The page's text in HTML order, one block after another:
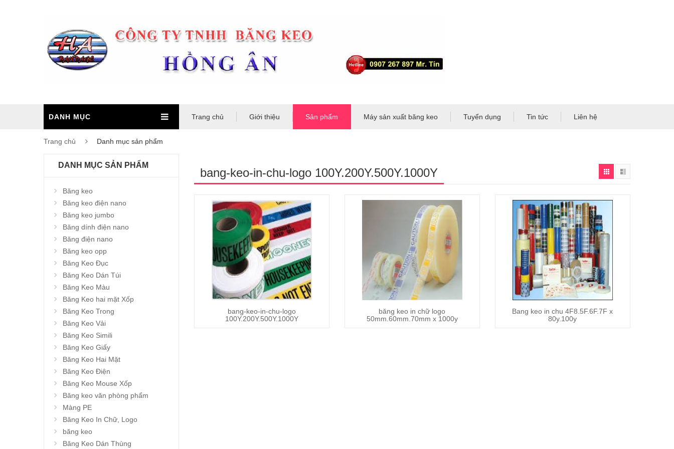
DANH MỤC Trang chủ Giới thiệu Sản phẩm Máy sản xuất băng keo Tuyển dụng Tin tức Liên hệ
Trang chủ Danh mục sản phẩm
DANH MỤC SẢN PHẨM
Băng keo
Băng keo điện nano
Băng keo jumbo
Băng dính điện nano
Băng điện nano
Băng keo opp
Băng Keo Đục
Băng Keo Dán Túi
Băng Keo Màu
Băng Keo hai mặt Xốp
Băng Keo Trong
Băng Keo Vải
Băng Keo Simili
Băng Keo Giấy
Băng Keo Hai Mặt
Băng Keo Điện
Băng Keo Mouse Xốp
Băng keo văn phòng phẩm
Màng PE
Băng Keo In Chữ, Logo
băng keo
Băng Keo Dán Thùng
bang-keo-in-chu-logo 100Y.200Y.500Y.1000Y
Xem chi tiết
bang-keo-in-chu-logo
100Y.200Y.500Y.1000Y
Xem chi tiết
băng keo in chữ logo
50mm.60mm.70mm x 1000y
Xem chi tiết
Bang keo in chu 4F8.5F.6F.7F x
80y.100y